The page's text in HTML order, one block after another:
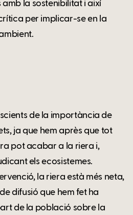
la sostenibilitat i així
per implicar-se en la
de la importància de
ja que hem après que tot
pot acabar a la riera i,
els ecosistemes.
la riera està més neta,
difusió que hem fet ha
de la població sobre la